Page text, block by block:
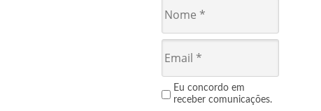
Eu concordo em
receber comunicações.